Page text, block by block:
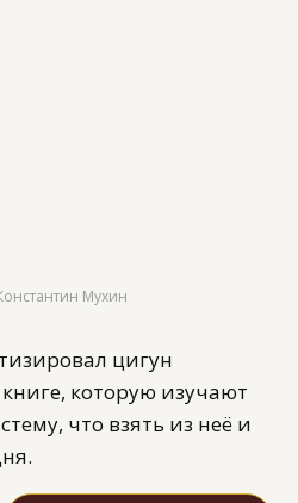
Мухин
цигун
которую изучают
что взять из неё и